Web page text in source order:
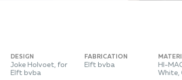
DESIGN
Joke Holvoet, for
Elft bvba
FABRICATION
Elft bvba
HI-
White,